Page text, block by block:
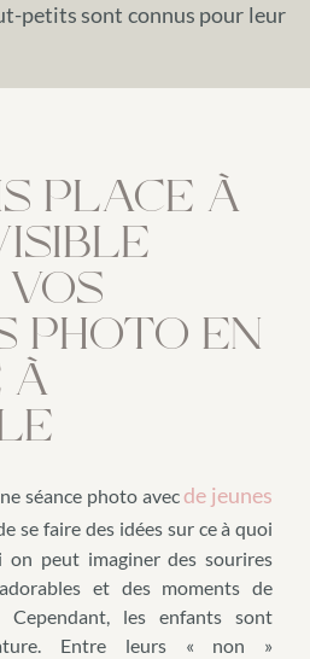
petits sont connus pour leur
PLACE À
PHOTO EN
À
séance photo avecde jeunes
se faire des idées sur ce à quoi
on peut imaginer des sourires
et des moments de
Cependant, les enfants sont
Entre leurs « non »